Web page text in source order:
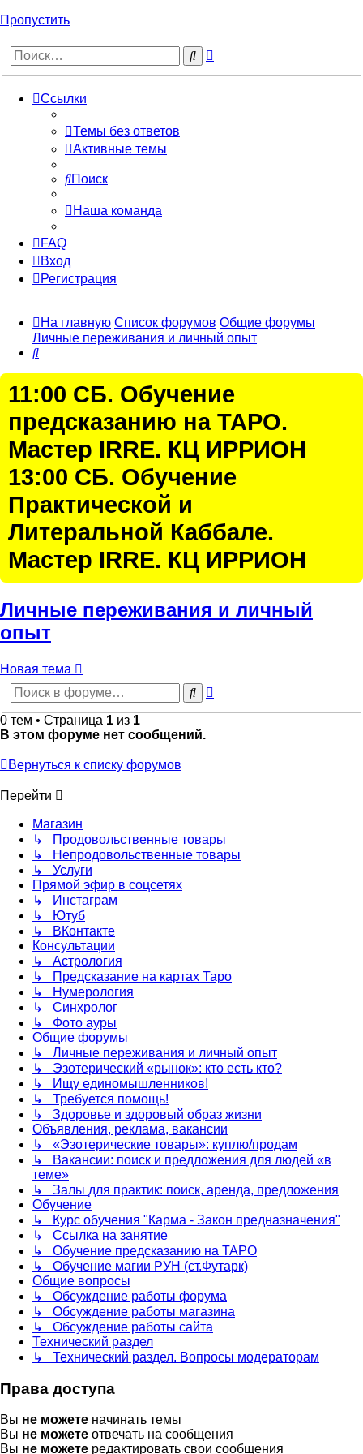
Пропустить
Поиск
Ссылки
Темы без ответов
Активные темы
Поиск
Наша команда
FAQ
Вход
Регистрация
На главную Список форумов Общие форумы
Личные переживания и личный опыт
Поиск
11:00 СБ. Обучение
предсказанию на ТАРО.
Мастер IRRE. КЦ ИРРИОН
13:00 СБ. Обучение
Практической и
Литеральной Каббале.
Мастер IRRE. КЦ ИРРИОН
Личные переживания и личный
опыт
Новая тема
Поиск
0 тем • Страница 1 из 1
В этом форуме нет сообщений.
Вернуться к списку форумов
Перейти
Магазин
↳ Продовольственные товары
↳ Непродовольственные товары
↳ Услуги
Прямой эфир в соцсетях
↳ Инстаграм
↳ Ютуб
↳ ВКонтакте
Консультации
↳ Астрология
↳ Предсказание на картах Таро
↳ Нумерология
↳ Синхролог
↳ Фото ауры
Общие форумы
↳ Личные переживания и личный опыт
↳ Эзотерический «рынок»: кто есть кто?
↳ Ищу единомышленников!
↳ Требуется помощь!
↳ Здоровье и здоровый образ жизни
Объявления, реклама, вакансии
↳ «Эзотерические товары»: куплю/продам
↳ Вакансии: поиск и предложения для людей «в
теме»
↳ Залы для практик: поиск, аренда, предложения
Обучение
↳ Курс обучения "Карма - Закон предназначения"
↳ Ссылка на занятие
↳ Обучение предсказанию на ТАРО
↳ Обучение магии РУН (ст.Футарк)
Общие вопросы
↳ Обсуждение работы форума
↳ Обсуждение работы магазина
↳ Обсуждение работы сайта
Технический раздел
↳ Технический раздел. Вопросы модераторам
Права доступа
Вы не можете начинать темы
Вы не можете отвечать на сообщения
Вы не можете редактировать свои сообщения